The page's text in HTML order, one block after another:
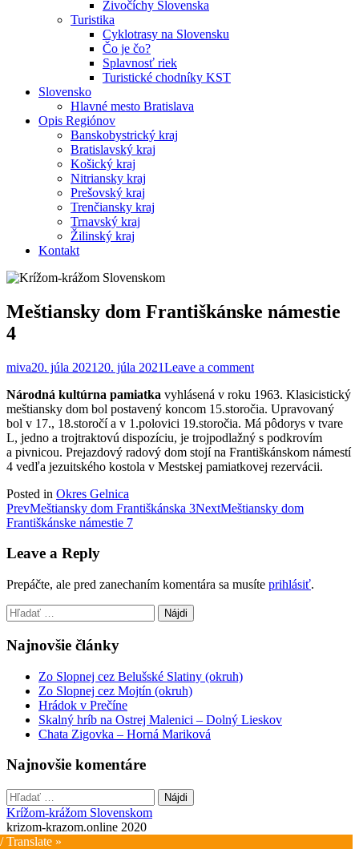
Živočíchy Slovenska
Turistika
Cyklotrasy na Slovensku
Čo je čo?
Splavnosť riek
Turistické chodníky KST
Slovensko
Hlavné mesto Bratislava
Opis Regiónov
Banskobystrický kraj
Bratislavský kraj
Košický kraj
Nitriansky kraj
Prešovský kraj
Trenčiansky kraj
Trnavský kraj
Žilinský kraj
Kontakt
Meštiansky dom Františkánske námestie
4
miva20. júla 2021 20. júla 2021Leave a comment
Národná kultúrna pamiatka vyhlásená v roku 1963. Klasicistický
meštiansky dom bol postavený koncom 15.storočia. Upravovaný
bol v 17., 18.storočí a v 1.polovici 19.storočia. Má pôdorys v tvare
L, jedno a trojtraktovú dispozíciu, je trojpodlažný s podkrovím
a pivnicou. Prejazdový radový dom stojí na Františkánskom námestí
4 vedľa jezuitského kostola v Mestskej pamiatkovej rezervácii.
Posted in Okres Gelnica
Post
navigation
PrevMeštiansky dom Františkánska 3NextMeštiansky dom
Františkánske námestie 7
Leave a Reply
Prepáčte, ale pred zanechaním komentára sa musíte prihlásiť.
Hľadať:
Najnovšie články
Zo Slopnej cez Belušské Slatiny (okruh)
Zo Slopnej cez Mojtín (okruh)
Hrádok v Prečíne
Skalný hríb na Ostrej Malenici – Dolný Lieskov
Chata Zigovka – Horná Mariková
Najnovšie komentáre
Hľadať:
Krížom-krážom Slovenskom
krizom-krazom.online 2020
Translate »